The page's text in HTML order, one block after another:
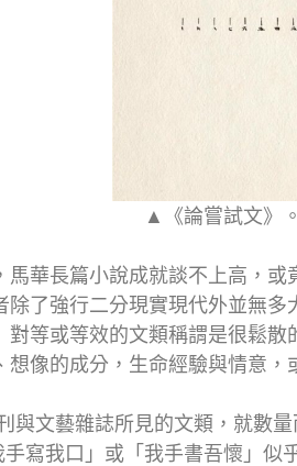
▲《論嘗試文》
華長篇小說成就談不上高，
了強行二分現實現代外並無
對等或等效的文類稱謂是很鬆
像的成分，生命經驗與情意，
與文藝雜誌所見的文類，就數
寫我口」或「我手書吾懷」